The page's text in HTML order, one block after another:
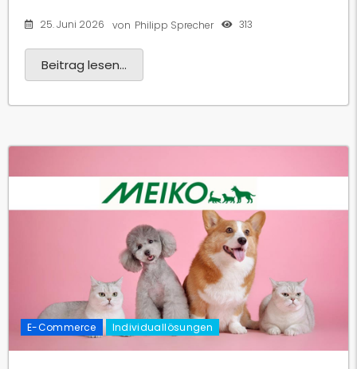
25. Juni 2026 von Philipp Sprecher 313
Beitrag lesen...
E-Commerce Individuallösungen